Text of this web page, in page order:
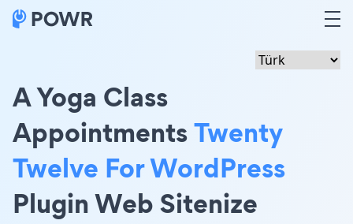
A Yoga Class
AppointmentsTwenty
Twelve For WordPress
Plugin Web Sitenize